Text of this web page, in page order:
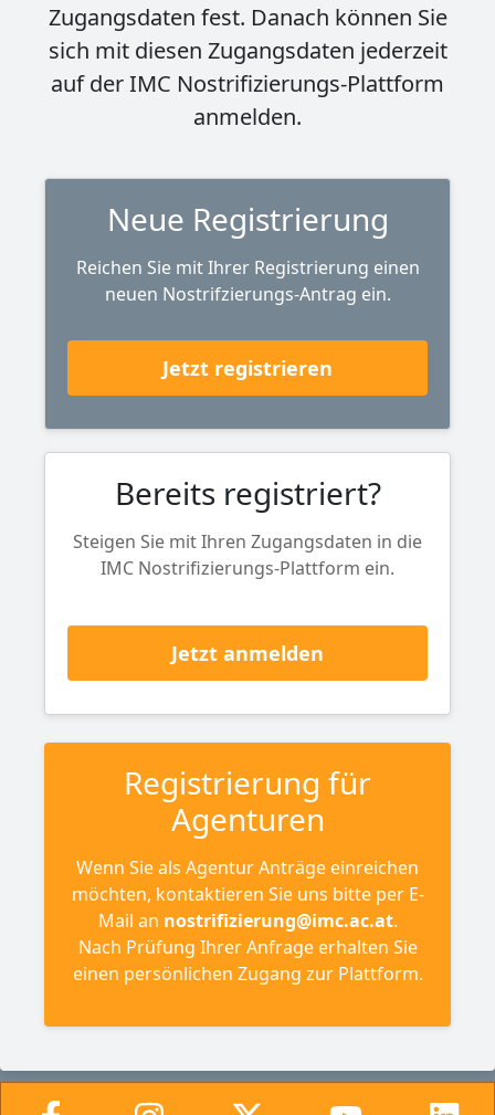
Zugangsdaten fest. Danach können Sie
sich mit diesen Zugangsdaten jederzeit
auf der IMC Nostrifizierungs-Plattform
anmelden.
Neue Registrierung
Reichen Sie mit Ihrer Registrierung einen
neuen Nostrifzierungs-Antrag ein.
Jetzt registrieren
Bereits registriert?
Steigen Sie mit Ihren Zugangsdaten in die
IMC Nostrifizierungs-Plattform ein.
Jetzt anmelden
Registrierung für
Agenturen
Wenn Sie als Agentur Anträge einreichen
möchten, kontaktieren Sie uns bitte per E-
Mail an nostrifizierung@imc.ac.at.
Nach Prüfung Ihrer Anfrage erhalten Sie
einen persönlichen Zugang zur Plattform.